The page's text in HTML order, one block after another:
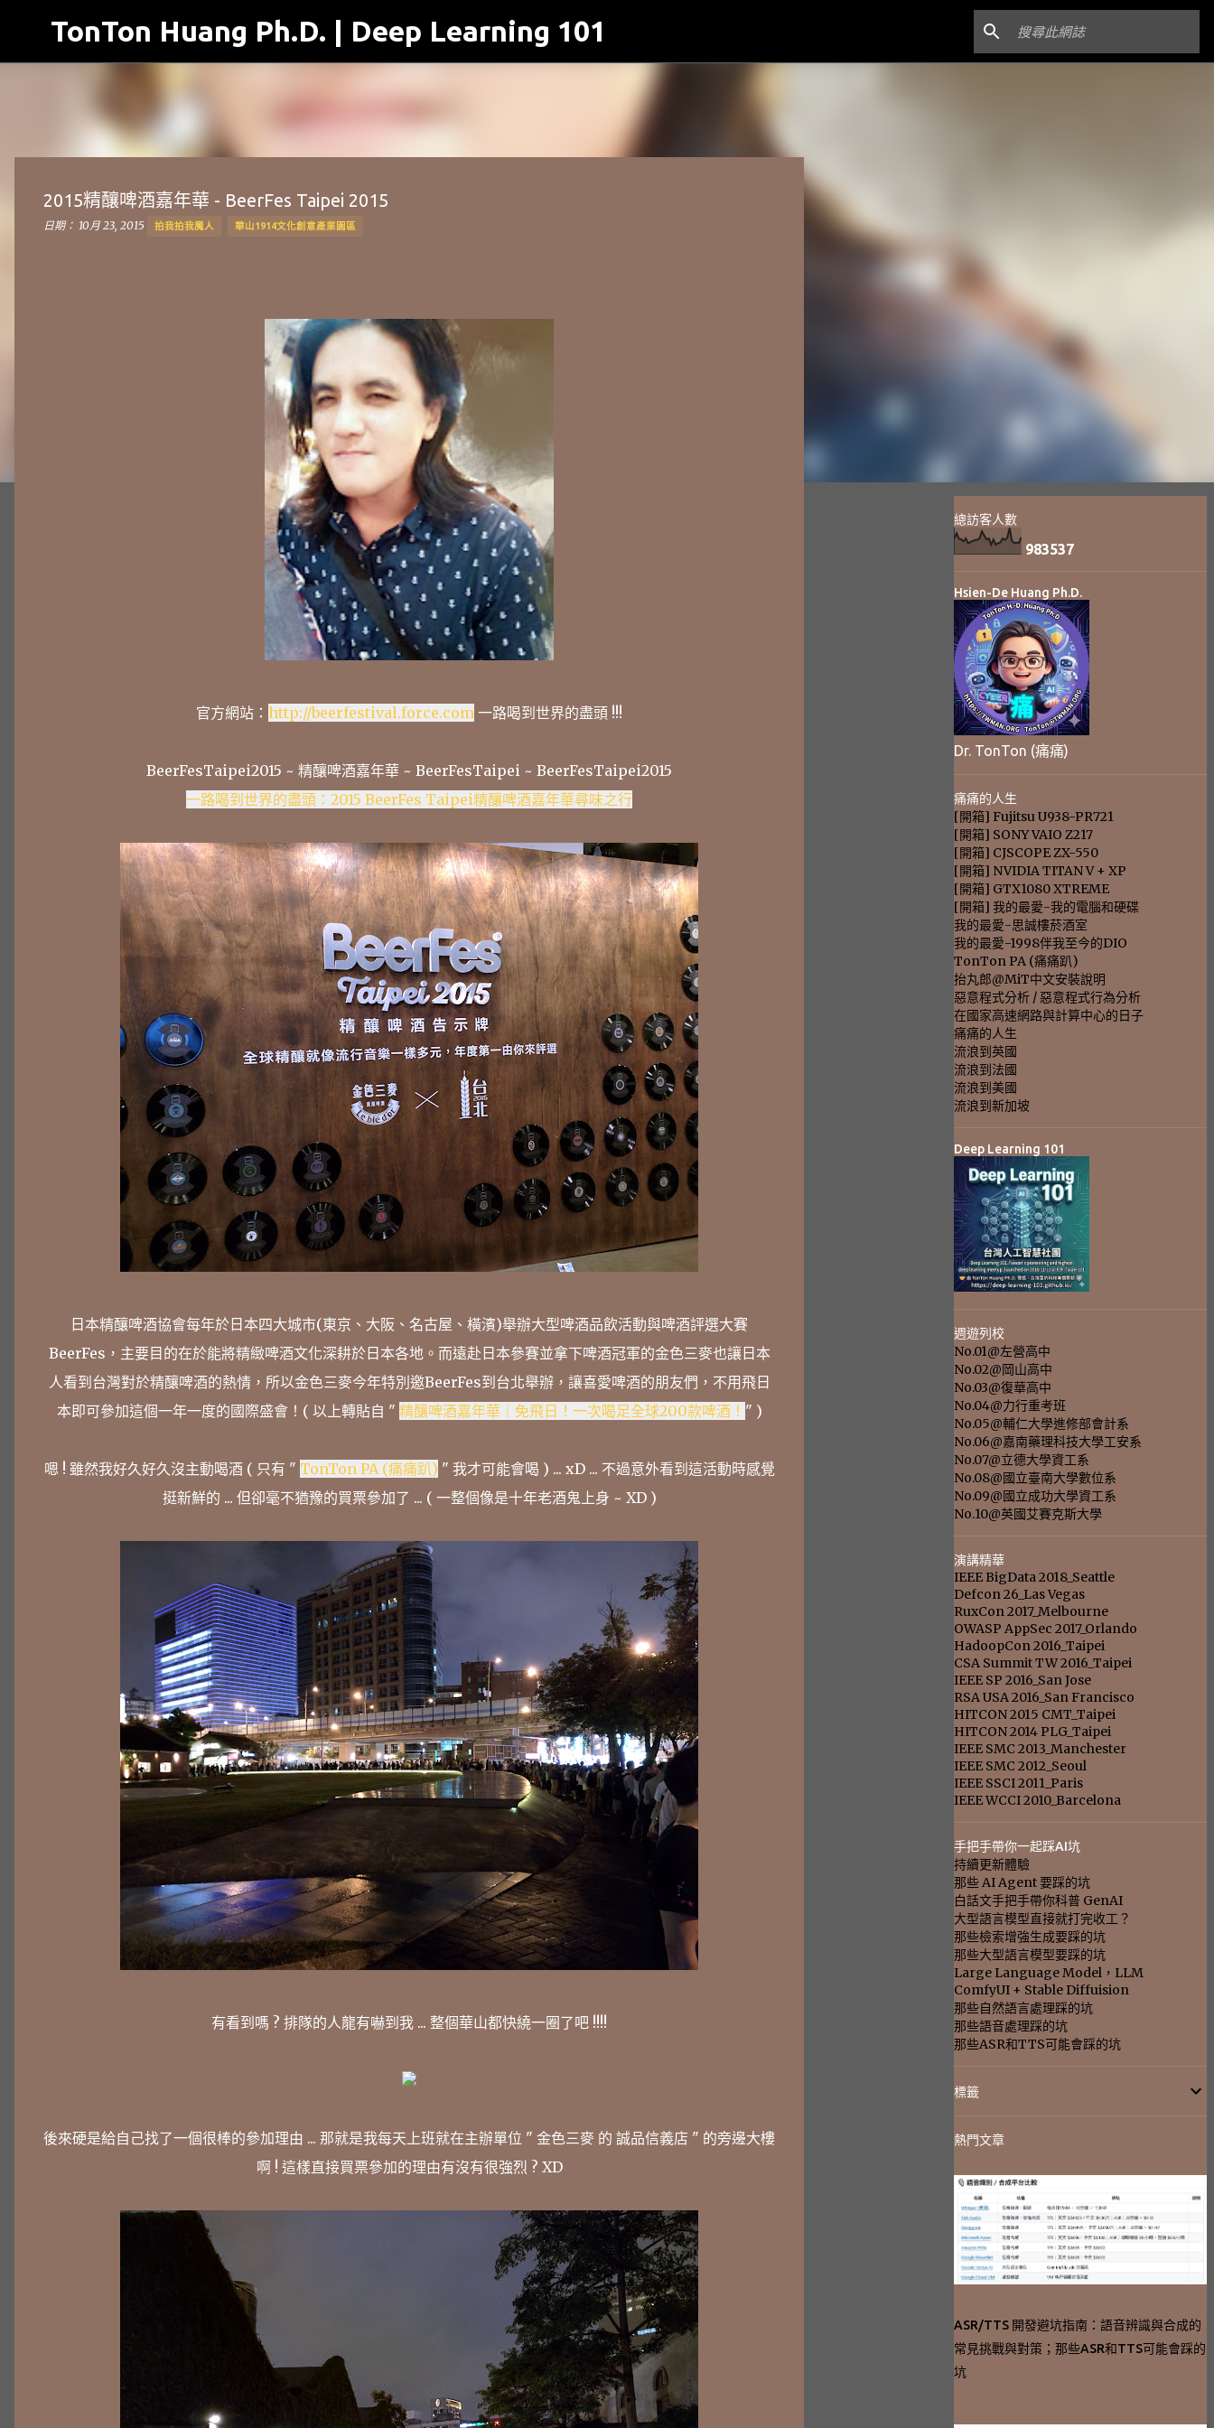
跳到主要內容
TonTon Huang Ph.D. | Deep Learning 101
2015精釀啤酒嘉年華‬ - BeerFes Taipei 2015
日期： 10月 23, 2015 拍我拍我魔人 華山1914文化創意產業園區
官方網站： http://beerfestival.force.com 一路喝到世界的盡頭 !!!
BeerFesTaipei2015 ~ 精釀啤酒嘉年華 ~ BeerFesTaipei ~ BeerFesTaipei2015
一路喝到世界的盡頭：2015 BeerFes Taipei精釀啤酒嘉年華尋味之行
日本精釀啤酒協會每年於日本四大城市(東京、大阪、名古屋、橫濱)舉辦大型啤酒品飲活動與啤酒評選大賽
BeerFes，主要目的在於能將精緻啤酒文化深耕於日本各地。而遠赴日本參賽並拿下啤酒冠軍的金色三麥也讓日本
人看到台灣對於精釀啤酒的熱情，所以金色三麥今年特別邀BeerFes到台北舉辦，讓喜愛啤酒的朋友們，不用飛日
本即可參加這個一年一度的國際盛會！( 以上轉貼自 " 精釀啤酒嘉年華｜免飛日！一次喝足全球200款啤酒！ " )
嗯 ! 雖然我好久好久沒主動喝酒 ( 只有 " TonTon PA (痛痛趴) " 我才可能會喝 ) ... xD ... 不過意外看到這活動時感覺
挺新鮮的 ... 但卻毫不猶豫的買票參加了 ... ( 一整個像是十年老酒鬼上身 ~ XD )
有看到嗎 ? 排隊的人龍有嚇到我 ... 整個華山都快繞一圈了吧 !!!!
後來硬是給自己找了一個很棒的參加理由 ... 那就是我每天上班就在主辦單位 " 金色三麥 的 誠品信義店 " 的旁邊大樓
啊 ! 這樣直接買票參加的理由有沒有很強烈 ? XD
總訪客人數
983537
Hsien-De Huang Ph.D.
Dr. TonTon (痛痛)
痛痛的人生
[開箱] Fujitsu U938-PR721
[開箱] SONY VAIO Z217
[開箱] CJSCOPE ZX-550
[開箱] NVIDIA TITAN V + XP
[開箱] GTX1080 XTREME
[開箱] 我的最愛-我的電腦和硬碟
我的最愛-思誠樓菸酒室
我的最愛-1998伴我至今的DIO
TonTon PA (痛痛趴)
抬丸郎@MiT中文安裝說明
惡意程式分析 / 惡意程式行為分析
在國家高速網路與計算中心的日子
痛痛的人生
流浪到英國
流浪到法國
流浪到美國
流浪到新加坡
Deep Learning 101
週遊列校
No.01@左營高中
No.02@岡山高中
No.03@復華高中
No.04@力行重考班
No.05@輔仁大學進修部會計系
No.06@嘉南藥理科技大學工安系
No.07@立德大學資工系
No.08@國立臺南大學數位系
No.09@國立成功大學資工系
No.10@英國艾賽克斯大學
演講精華
IEEE BigData 2018_Seattle
Defcon 26_Las Vegas
RuxCon 2017_Melbourne
OWASP AppSec 2017_Orlando
HadoopCon 2016_Taipei
CSA Summit TW 2016_Taipei
IEEE SP 2016_San Jose
RSA USA 2016_San Francisco
HITCON 2015 CMT_Taipei
HITCON 2014 PLG_Taipei
IEEE SMC 2013_Manchester
IEEE SMC 2012_Seoul
IEEE SSCI 2011_Paris
IEEE WCCI 2010_Barcelona
手把手帶你一起踩AI坑
持續更新體驗
那些 AI Agent 要踩的坑
白話文手把手帶你科普 GenAI
大型語言模型直接就打完收工？
那些檢索增強生成要踩的坑
那些大型語言模型要踩的坑
Large Language Model，LLM
ComfyUI + Stable Diffuision
那些自然語言處理踩的坑
那些語音處理踩的坑
那些ASR和TTS可能會踩的坑
標籤
熱門文章
ASR/TTS 開發避坑指南：語音辨識與合成的
常見挑戰與對策；那些ASR和TTS可能會踩的
坑